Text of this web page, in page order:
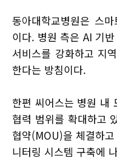
동아대학교병원은 스
이다. 병원 측은 AI 기
서비스를 강화하고 지
한다는 방침이다.
한편 씨어스는 병원 내
협력 범위를 확대하고
협약(MOU)을 체결하
니터링 시스템 구축에